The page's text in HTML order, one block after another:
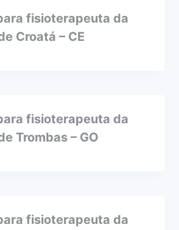
fisioterapeuta da
Croatá – CE
fisioterapeuta da
Trombas – GO
fisioterapeuta da